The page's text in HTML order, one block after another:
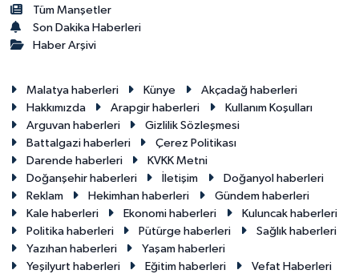
Tüm Manşetler
Son Dakika Haberleri
Haber Arşivi
Malatya haberleri Künye
Akçadağ haberleri
Hakkımızda
Arapgir haberleri
Kullanım Koşulları
Arguvan haberleri
Gizlilik Sözleşmesi
Battalgazi haberleri
Çerez Politikası
Darende haberleri
KVKK Metni
Doğanşehir haberleri
İletişim
Doğanyol haberleri
Reklam
Hekimhan haberleri
Gündem haberleri
Kale haberleri
Ekonomi haberleri
Kuluncak haberleri
Politika haberleri
Pütürge haberleri
Sağlık haberleri
Yazıhan haberleri
Yaşam haberleri
Yeşilyurt haberleri
Eğitim haberleri
Vefat Haberleri